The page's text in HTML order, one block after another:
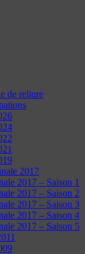
de reliure
2017
2017 – Saison 1
2017 – Saison 2
2017 – Saison 3
2017 – Saison 4
2017 – Saison 5